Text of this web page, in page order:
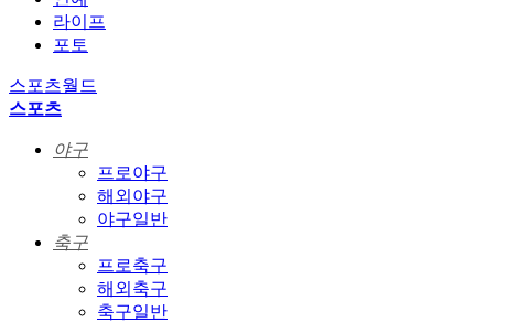
라이프
포토
스포츠월드
스포츠
야구
프로야구
해외야구
야구일반
축구
프로축구
해외축구
축구일반